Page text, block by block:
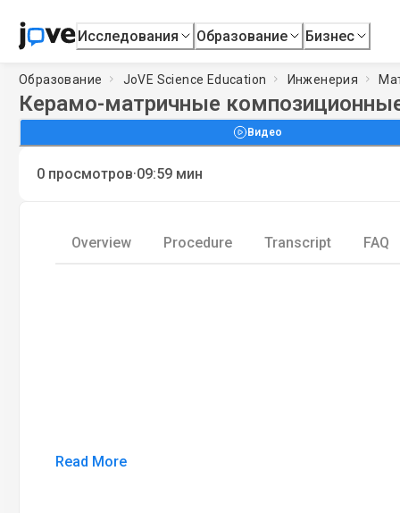
Исследования Образование Бизнес
Образование JoVE Science Education Инженерия
Керамо-матричные
Видео
0 просмотров·09:59 мин
Overview Procedure Transcript FAQ
Read More